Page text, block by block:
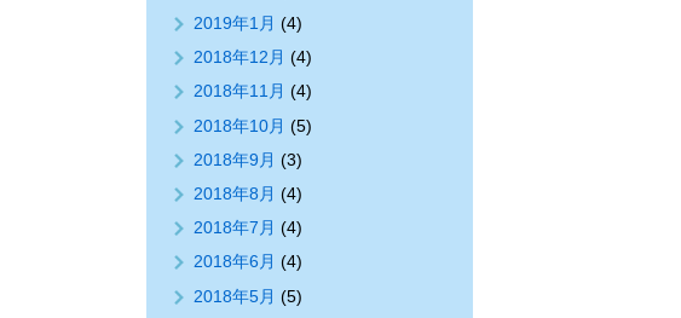
2019年1月 (4)
2018年12月 (4)
2018年11月 (4)
2018年10月 (5)
2018年9月 (3)
2018年8月 (4)
2018年7月 (4)
2018年6月 (4)
2018年5月 (5)